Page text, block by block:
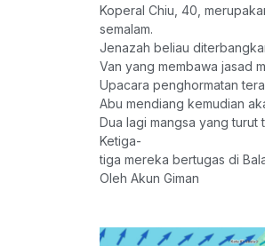
Koperal Chiu, 40,
semalam.
Jenazah beliau
Van yang membawa jasad
Upacara penghormatan
Abu mendiang kemudian
Dua lagi mangsa yang turut
Ketiga-
tiga mereka bertugas di
Oleh Akun Giman